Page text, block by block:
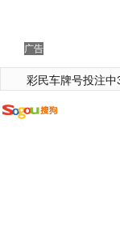
广告
彩民车牌号投注中